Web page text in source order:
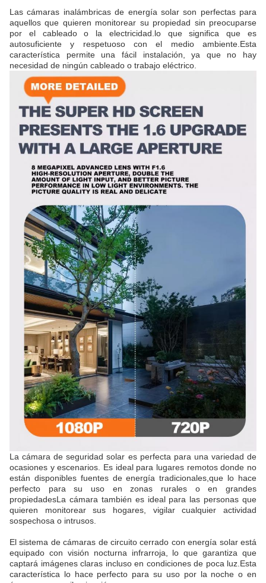
Las cámaras inalámbricas de energía solar son perfectas para
aquellos que quieren monitorear su propiedad sin preocuparse
por el cableado o la electricidad.lo que significa que es
autosuficiente y respetuoso con el medio ambiente.Esta
característica permite una fácil instalación, ya que no hay
necesidad de ningún cableado o trabajo eléctrico.
La cámara de seguridad solar es perfecta para una variedad de
ocasiones y escenarios. Es ideal para lugares remotos donde no
están disponibles fuentes de energía tradicionales,que lo hace
perfecto para su uso en zonas rurales o en grandes
propiedadesLa cámara también es ideal para las personas que
quieren monitorear sus hogares, vigilar cualquier actividad
sospechosa o intrusos.
El sistema de cámaras de circuito cerrado con energía solar está
equipado con visión nocturna infrarroja, lo que garantiza que
captará imágenes claras incluso en condiciones de poca luz.Esta
característica lo hace perfecto para su uso por la noche o en